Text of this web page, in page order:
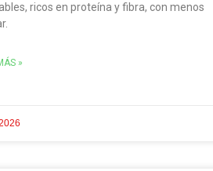
ricos en proteína y fibra, con menos
»